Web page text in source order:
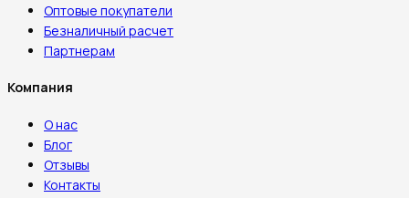
Оптовые покупатели
Безналичный расчет
Партнерам
Компания
О нас
Блог
Отзывы
Контакты